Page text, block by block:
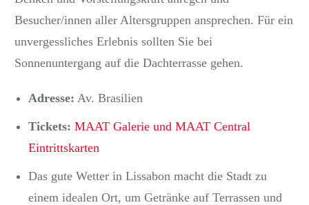
Besucher/innen aller Altersgruppen ansprechen. Für ein
unvergessliches Erlebnis sollten Sie bei
Sonnenuntergang auf die Dachterrasse gehen.
Adresse: Av. Brasilien
Tickets: MAAT Galerie und MAAT Central
Eintrittskarten
Das gute Wetter in Lissabon macht die Stadt zu
einem idealen Ort, um Getränke auf Terrassen und